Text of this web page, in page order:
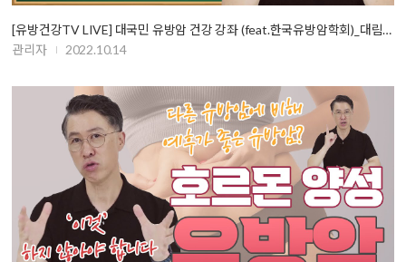
[유방건강TV LIVE] 대국민 유방암 건강 강좌 (feat.한국유방암학회)_대림성모…
관리자
2022.10.14